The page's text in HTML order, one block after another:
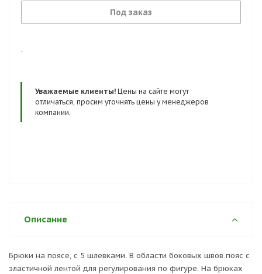
Под заказ
.
Уважаемые клиенты! Цены на сайте могут
отличаться, просим уточнять цены у менеджеров
компании.
Описание
Брюки на поясе, с 5 шлевками. В области боковых швов пояс с
эластичной лентой для регулирования по фигуре. На брюках